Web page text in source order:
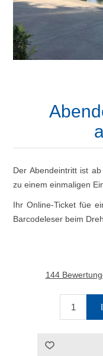
Der Abendeintritt ist
zu einem einmaligen
Ihr Online-Ticket füe
Barcodeleser beim
144